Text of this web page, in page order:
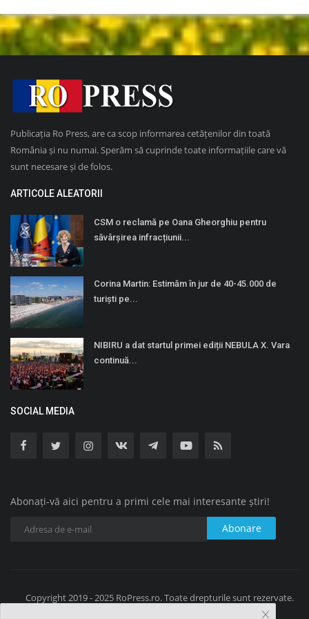
Publicația Ro Press, are ca scop informarea cetățenilor din toată
România și nu numai. Sperăm să cuprinde toate informațiile care vă
sunt necesare și de folos.
ARTICOLE ALEATORII
CSM o reclamă pe Oana Gheorghiu pentru
săvârșirea infracțiunii...
Corina Martin: Estimăm în jur de 40-45.000 de
turiști pe...
NIBIRU a dat startul primei ediții NEBULA X. Vara
continuă...
SOCIAL MEDIA
Abonați-vă aici pentru a primi cele mai interesante știri!
Abonare
Copyright 2019 - 2025 RoPress.ro. Toate drepturile sunt rezervate.